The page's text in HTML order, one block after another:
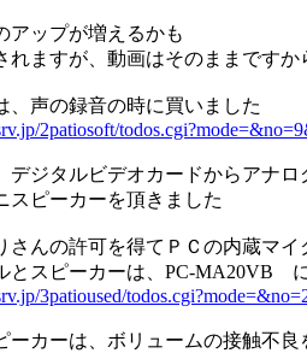
アップが増えるかも
れますが、動画はそのままです
、声の録音の時に買いました
2patiosoft/
デジタルビデオカードからアナ
スピーカーを頂きました
さんの許可を得てＰＣの内蔵マ
とスピーカーは、PC-MA20VB
3patioused/
ーカーは、ボリュームの接触不